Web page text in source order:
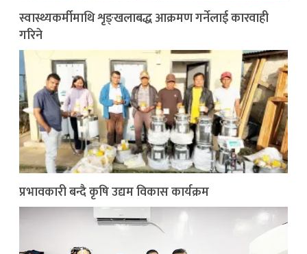
स्वास्थ्यकर्मीमाथि शृङ्खलाबद्ध आक्रमण गर्नेलाई कारवाही
गरिने
प्रभावकारी बन्दै कृषि उद्यम विकास कार्यक्रम